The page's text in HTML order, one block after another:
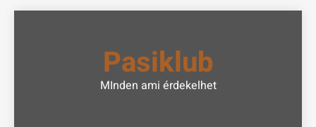
Pasiklub
MInden ami érdekelhet